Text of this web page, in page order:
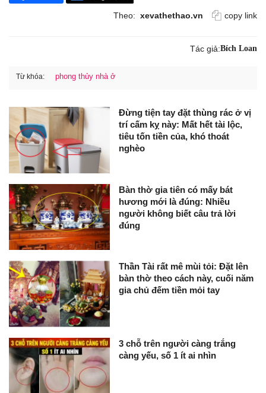
Theo: xevathethao.vn copy link
Tác giả:Bích Loan
Từ khóa: phong thủy nhà ở
Đừng tiện tay đặt thùng rác ở vị
trí cấm kỵ này: Mất hết tài lộc,
tiêu tốn tiền của, khó thoát
nghèo
Bàn thờ gia tiên có mấy bát
hương mới là đúng: Nhiều
người không biết câu trả lời
đúng
Thần Tài rất mê mùi tỏi: Đặt lên
bàn thờ theo cách này, cuối năm
gia chủ đếm tiền mỏi tay
3 chỗ trên người càng trắng
càng yếu, số 1 ít ai nhìn